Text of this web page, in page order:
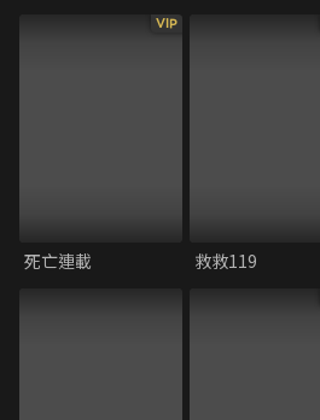
VIP
死亡連載 救救119